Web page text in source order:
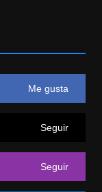
Me gusta
Seguir
Seguir